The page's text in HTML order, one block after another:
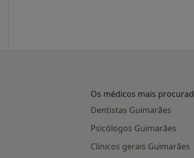
Os médicos mais
Dentistas Guimarães
Psicólogos Guimarães
Clinicos gerais Guimarães